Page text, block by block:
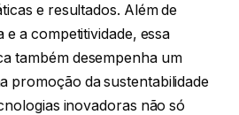
e resultados. Além de
e a competitividade, essa
também desempenha um
promoção da sustentabilidade
inovadoras não só